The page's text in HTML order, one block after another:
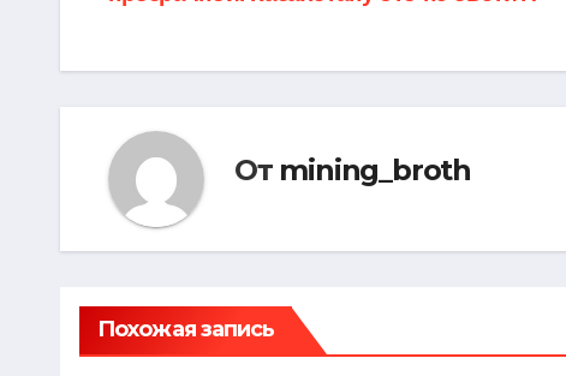
по
записям
От mining_broth
Похожая запись